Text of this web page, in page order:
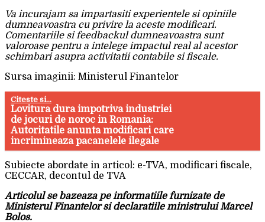
Va incurajam sa impartasiti experientele si opiniile
dumneavoastra cu privire la aceste modificari.
Comentariile si feedbackul dumneavoastra sunt
valoroase pentru a intelege impactul real al acestor
schimbari asupra activitatii contabile si fiscale.
Sursa imaginii: Ministerul Finantelor
Citeste si...
Lovitura dura impotriva industriei
de jocuri de noroc in Romania:
Autoritatile anunta modificari care
incrimineaza pacanelele ilegale
Subiecte abordate in articol: e-TVA, modificari fiscale,
CECCAR, decontul de TVA
Articolul se bazeaza pe informatiile furnizate de
Ministerul Finantelor si declaratiile ministrului Marcel
Bolos.